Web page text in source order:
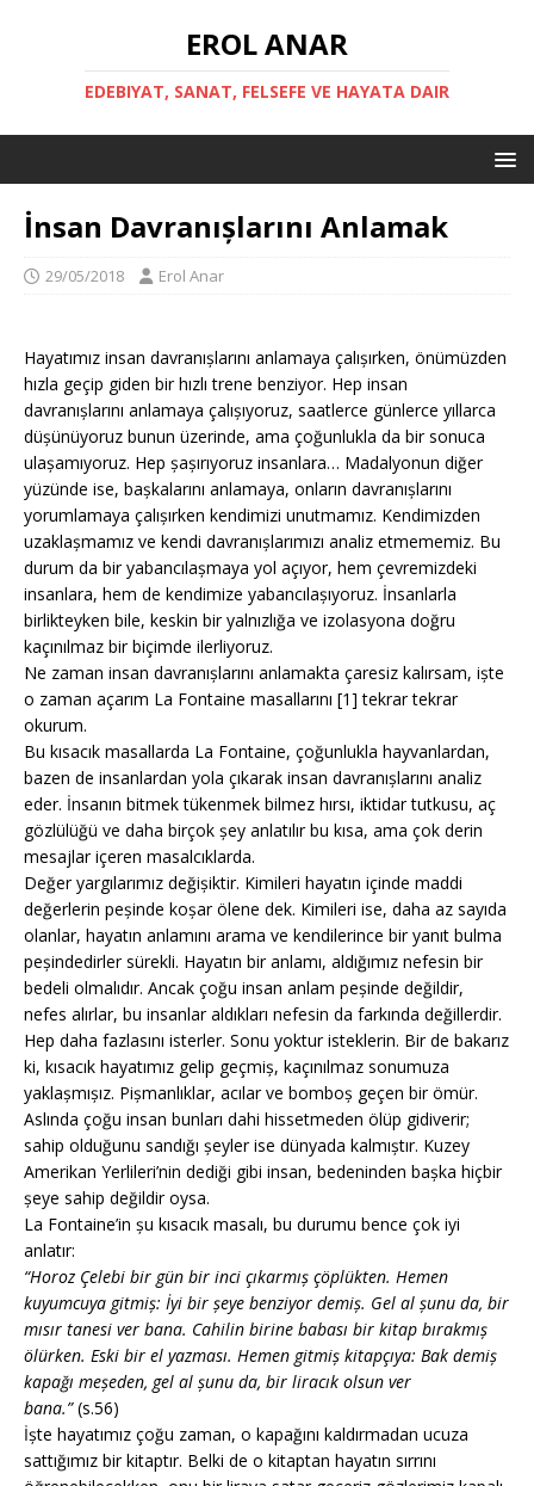
EROL ANAR
EDEBIYAT, SANAT, FELSEFE VE HAYATA DAIR
İnsan Davranıșlarını Anlamak
29/05/2018 Erol Anar
Hayatımız insan davranıșlarını anlamaya çalıșırken, önümüzden
hızla geçip giden bir hızlı trene benziyor. Hep insan
davranıșlarını anlamaya çalıșıyoruz, saatlerce günlerce yıllarca
düșünüyoruz bunun üzerinde, ama çoğunlukla da bir sonuca
ulașamıyoruz. Hep șașırıyoruz insanlara… Madalyonun diğer
yüzünde ise, bașkalarını anlamaya, onların davranıșlarını
yorumlamaya çalıșırken kendimizi unutmamız. Kendimizden
uzaklașmamız ve kendi davranıșlarımızı analiz etmememiz. Bu
durum da bir yabancılașmaya yol açıyor, hem çevremizdeki
insanlara, hem de kendimize yabancılașıyoruz. İnsanlarla
birlikteyken bile, keskin bir yalnızlığa ve izolasyona doğru
kaçınılmaz bir biçimde ilerliyoruz.
Ne zaman insan davranıșlarını anlamakta çaresiz kalırsam, iște
o zaman açarım La Fontaine masallarını [1] tekrar tekrar
okurum.
Bu kısacık masallarda La Fontaine, çoğunlukla hayvanlardan,
bazen de insanlardan yola çıkarak insan davranıșlarını analiz
eder. İnsanın bitmek tükenmek bilmez hırsı, iktidar tutkusu, aç
gözlülüğü ve daha birçok șey anlatılır bu kısa, ama çok derin
mesajlar içeren masalcıklarda.
Değer yargılarımız değișiktir. Kimileri hayatın içinde maddi
değerlerin peșinde koșar ölene dek. Kimileri ise, daha az sayıda
olanlar, hayatın anlamını arama ve kendilerince bir yanıt bulma
peșindedirler sürekli. Hayatın bir anlamı, aldığımız nefesin bir
bedeli olmalıdır. Ancak çoğu insan anlam peșinde değildir,
nefes alırlar, bu insanlar aldıkları nefesin da farkında değillerdir.
Hep daha fazlasını isterler. Sonu yoktur isteklerin. Bir de bakarız
ki, kısacık hayatımız gelip geçmiș, kaçınılmaz sonumuza
yaklașmıșız. Pișmanlıklar, acılar ve bomboș geçen bir ömür.
Aslında çoğu insan bunları dahi hissetmeden ölüp gidiverir;
sahip olduğunu sandığı șeyler ise dünyada kalmıștır. Kuzey
Amerikan Yerlileri’nin dediği gibi insan, bedeninden bașka hiçbir
șeye sahip değildir oysa.
La Fontaine’in șu kısacık masalı, bu durumu bence çok iyi
anlatır:
“Horoz Çelebi bir gün bir inci çıkarmıș çöplükten. Hemen
kuyumcuya gitmiș: İyi bir șeye benziyor demiș. Gel al șunu da, bir
mısır tanesi ver bana. Cahilin birine babası bir kitap bırakmıș
ölürken. Eski bir el yazması. Hemen gitmiș kitapçıya: Bak demiș
kapağı meședen, gel al șunu da, bir liracık olsun ver
bana.”(s.56)
İște hayatımız çoğu zaman, o kapağını kaldırmadan ucuza
sattığımız bir kitaptır. Belki de o kitaptan hayatın sırrını